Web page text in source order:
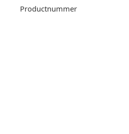
Productnummer